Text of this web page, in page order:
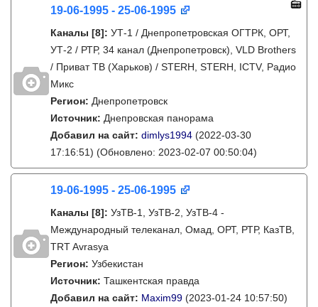
19-06-1995 - 25-06-1995
Каналы [8]: УТ-1 / Днепропетровская ОГТРК, ОРТ,
УТ-2 / РТР, 34 канал (Днепропетровск), VLD Brothers
/ Приват ТВ (Харьков) / STERH, STERH, ICTV, Радио
Микс
Регион: Днепропетровск
Источник: Днепровская панорама
Добавил на сайт: dimlys1994 (2022-03-30
17:16:51) (Обновлено: 2023-02-07 00:50:04)
19-06-1995 - 25-06-1995
Каналы [8]: УзТВ-1, УзТВ-2, УзТВ-4 -
Международный телеканал, Омад, ОРТ, РТР, КазТВ,
TRT Avrasya
Регион: Узбекистан
Источник: Ташкентская правда
Добавил на сайт: Maxim99 (2023-01-24 10:57:50)